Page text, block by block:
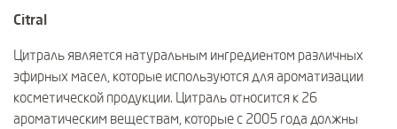
Citral
Цитраль является натуральным ингредиентом различных
эфирных масел, которые используются для ароматизации
косметической продукции. Цитраль относится к 26
ароматическим веществам, которые с 2005 года должны